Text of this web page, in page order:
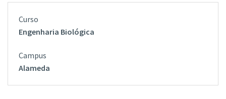
Engenharia Biológica
Alameda